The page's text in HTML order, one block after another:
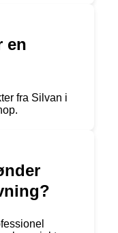
en
fra Silvan i